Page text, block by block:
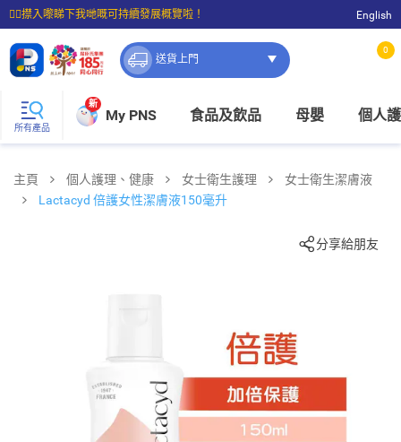
☝🏼㩒入嚟睇下我哋嘅可持續發展概覽啦！
⭐購物滿$399即享免費送貨；滿$100即可免費店取。
English
送貨上門
0
所有產品
新
My PNS 食品及飲品 母嬰 個人
主頁 個人護理、健康 女士衛生護理
女士衛生潔膚液
Lactacyd 倍護女性潔膚液150毫升
分享給朋友